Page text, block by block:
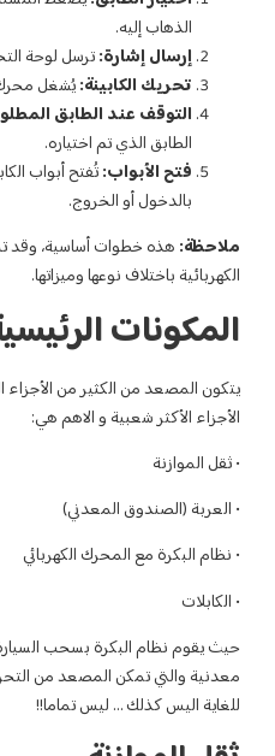
التحكم إشارة إلى محرك المصعد.
المصعد الكابينة لأعلى أو لأسفل.
تتوقف الكابينة تلقائيًا عند
الكابينة تلقائيًا للسماح للمستخدمين
تختلف عملية عمل المصاعد
للمصاعد
المتشابكة بعضها البعض، ولكن
لأعلى أو لأسفل بواسطة كابلات
التحرك من خلال طوابق مختلفة ، بسيط